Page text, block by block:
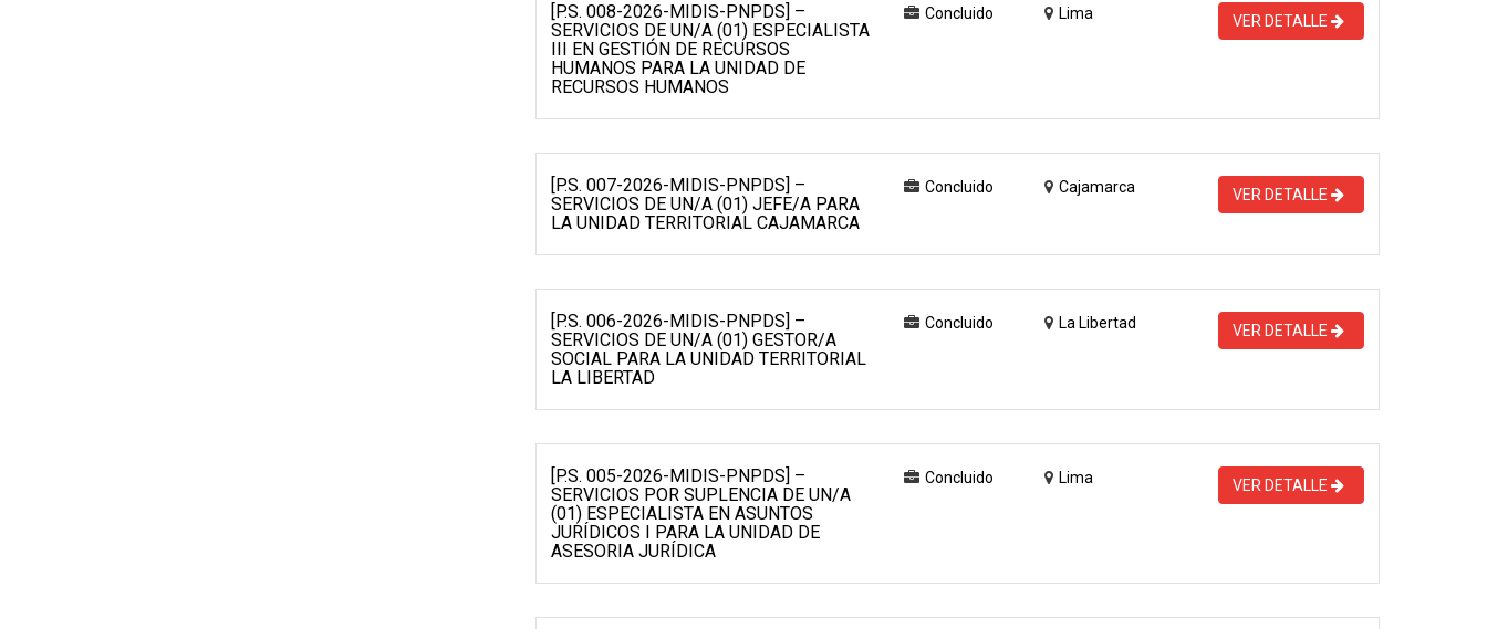
[P.S. 008-2026-MIDIS-PNPDS] –
SERVICIOS DE UN/A (01) ESPECIALISTA
III EN GESTIÓN DE RECURSOS
HUMANOS PARA LA UNIDAD DE
RECURSOS HUMANOS
Concluido Lima VER DETALLE
[P.S. 007-2026-MIDIS-PNPDS] –
SERVICIOS DE UN/A (01) JEFE/A PARA
LA UNIDAD TERRITORIAL CAJAMARCA
Concluido Cajamarca VER DETALLE
[P.S. 006-2026-MIDIS-PNPDS] –
SERVICIOS DE UN/A (01) GESTOR/A
SOCIAL PARA LA UNIDAD TERRITORIAL
LA LIBERTAD
Concluido La Libertad VER DETALLE
[P.S. 005-2026-MIDIS-PNPDS] –
SERVICIOS POR SUPLENCIA DE UN/A
(01) ESPECIALISTA EN ASUNTOS
JURÍDICOS I PARA LA UNIDAD DE
ASESORIA JURÍDICA
Concluido Lima VER DETALLE